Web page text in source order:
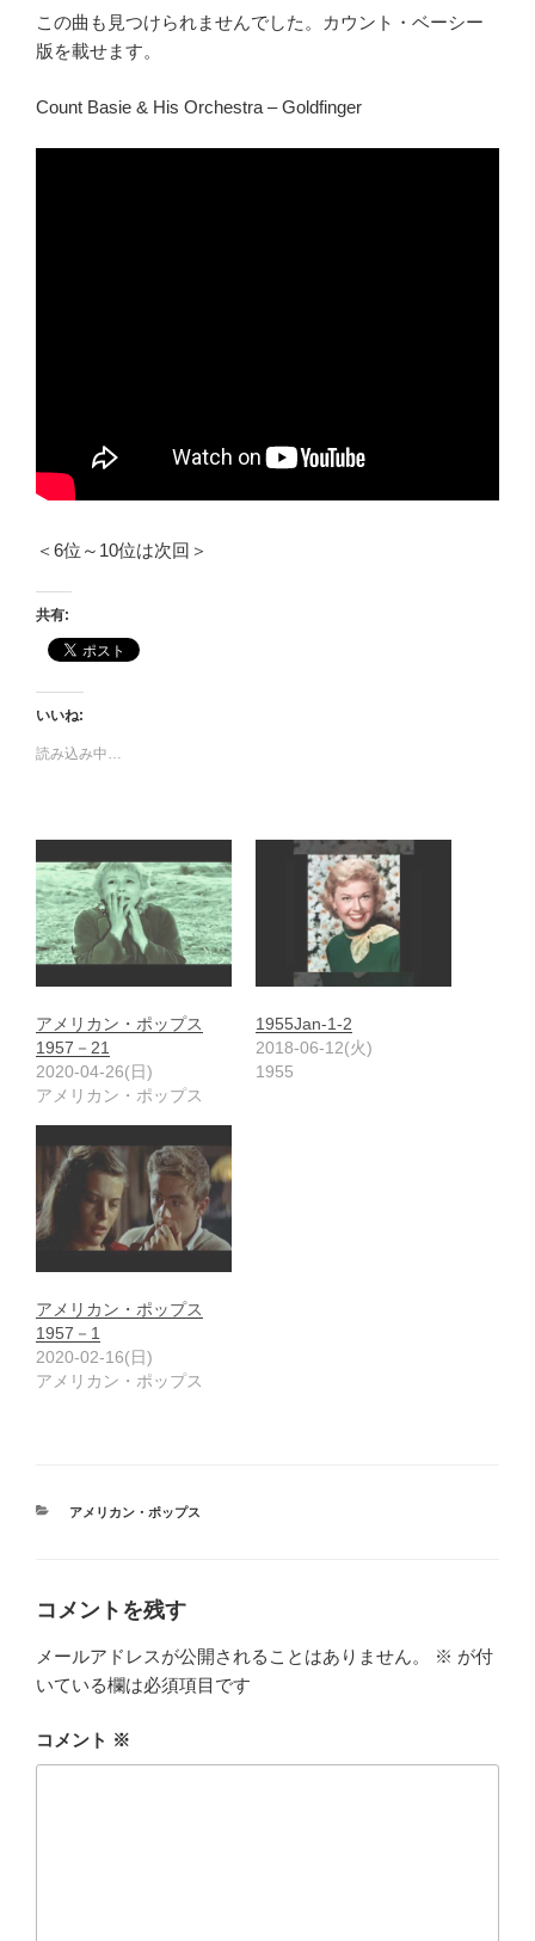
この曲も見つけられませんでした。カウント・ベーシー
版を載せます。
Count Basie & His Orchestra – Goldfinger
＜6位～10位は次回＞
共有:
いいね:
読み込み中…
アメリカン・ポップス
1957－21
2020-04-26(日)
アメリカン・ポップス
1955Jan-1-2
2018-06-12(火)
1955
アメリカン・ポップス
1957－1
2020-02-16(日)
アメリカン・ポップス
カ
アメリカン・ポップス
コメントを残す
メールアドレスが公開されることはありません。 ※ が付
いている欄は必須項目です
コメント ※